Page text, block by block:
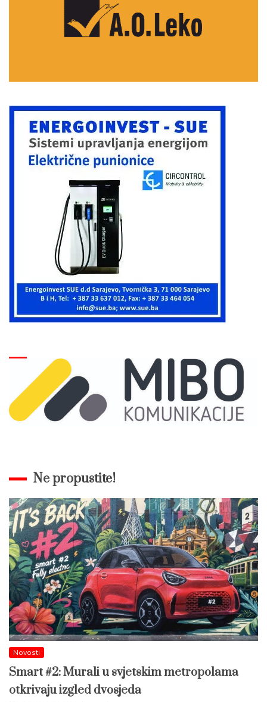
Ne propustite!
Novosti
Smart #2: Murali u svjetskim metropolama
otkrivaju izgled dvosjeda